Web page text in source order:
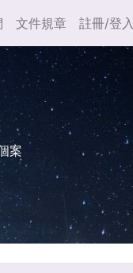
文件規章 註冊/登入
案